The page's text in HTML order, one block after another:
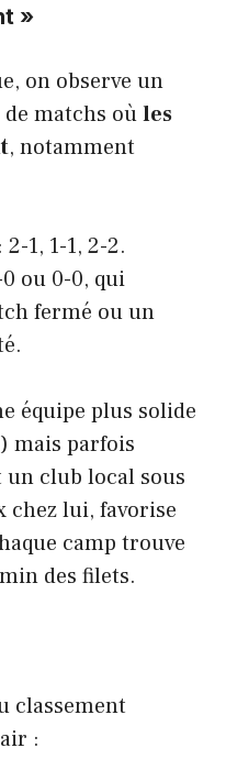
»
on observe un
matchs oùles
, notamment
1, 1-1, 2-2.
ou 0-0, qui
fermé ou un
équipe plus solide
mais parfois
club local sous
chez lui, favorise
camp trouve
des filets.
classement
: